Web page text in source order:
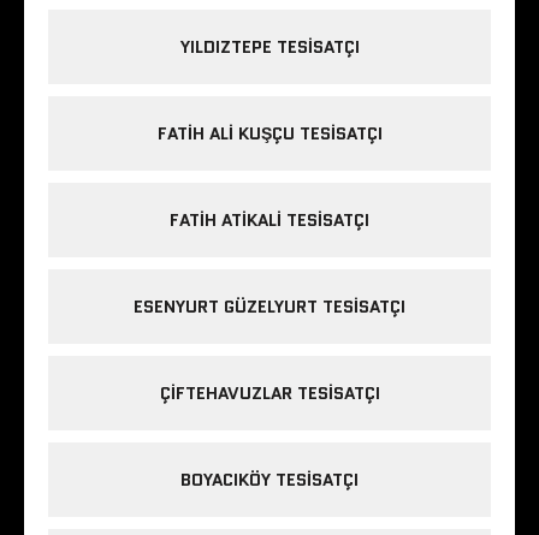
YILDIZTEPE TESISATÇI
FATIH ALI KUŞÇU TESISATÇI
FATIH ATIKALI TESISATÇI
ESENYURT GÜZELYURT TESISATÇI
ÇIFTEHAVUZLAR TESISATÇI
BOYACIKÖY TESISATÇI